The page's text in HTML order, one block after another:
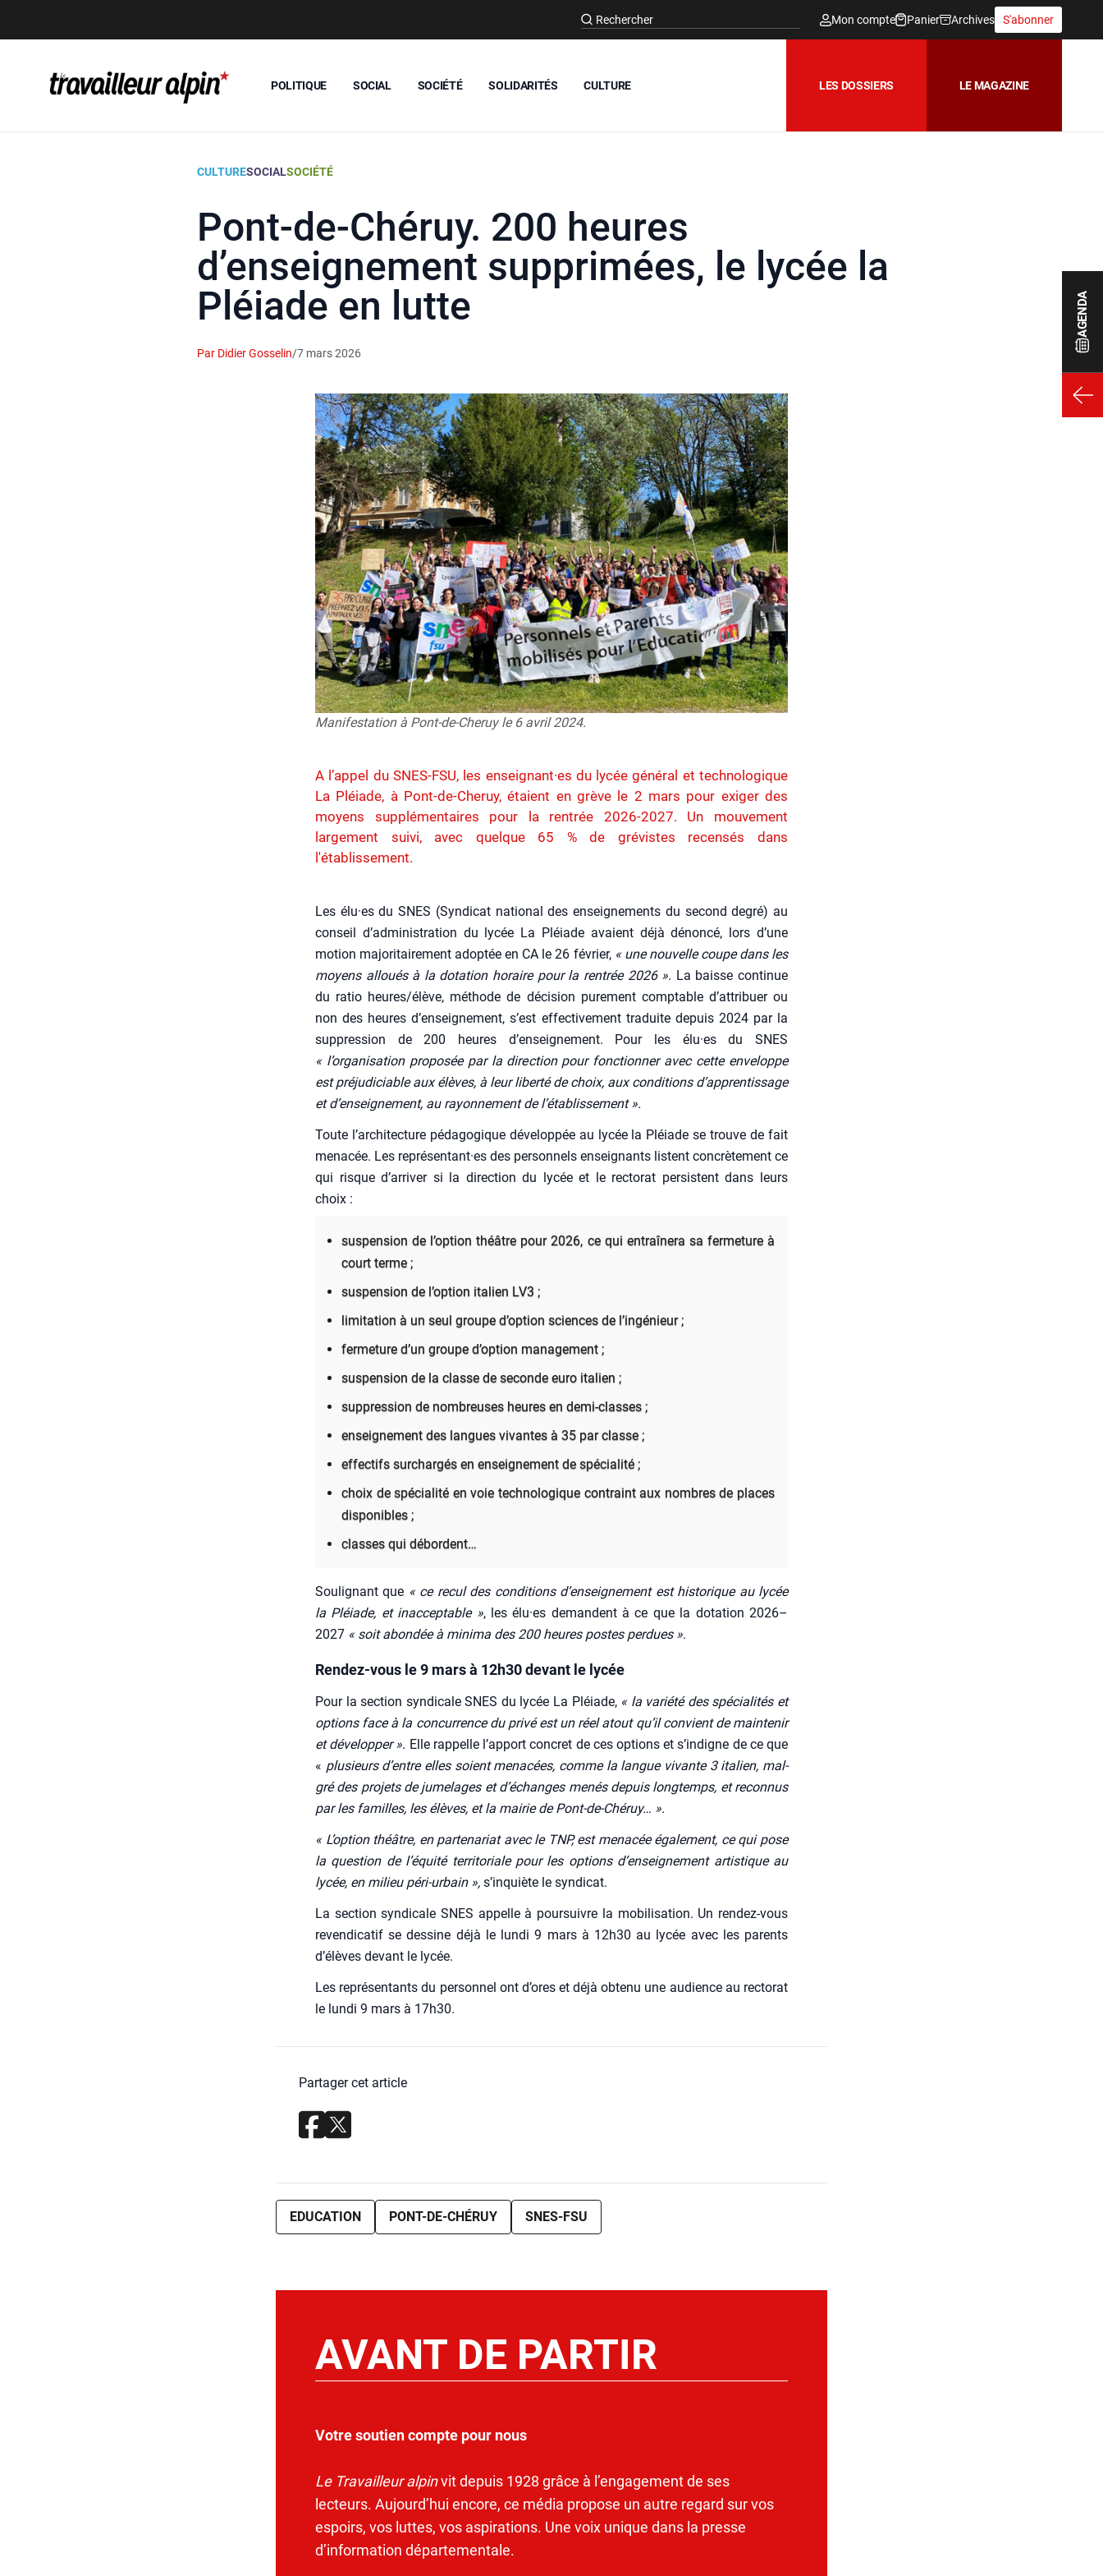
AGENDA
Mon compte Panier Archives S'abonner
POLITIQUE SOCIAL SOCIÉTÉ SOLIDARITÉS CULTURE LES DOSSIERS LE MAGAZINE
CULTURESOCIALSOCIÉTÉ
Pont-de-Chéruy. 200 heures
d’enseignement supprimées, le lycée la
Pléiade en lutte
Par Didier Gosselin/7 mars 2026
Manifestation à Pont-de-Cheruy le 6 avril 2024.
A l’appel du SNES-FSU, les enseignant·es du lycée général et technologique
La Pléiade, à Pont-de-Cheruy, étaient en grève le 2 mars pour exiger des
moyens supplémentaires pour la rentrée 2026-2027. Un mouvement
largement suivi, avec quelque 65 % de grévistes recensés dans
l'établissement.
Les élu·es du SNES (Syn­di­cat natio­nal des ensei­gne­ments du second degré) au
conseil d’administration du lycée La Pléiade avaient déjà dénon­cé, lors d’une
motion majo­ri­tai­re­ment adop­tée en CA le 26 février, « une nou­velle coupe dans les
moyens alloués à la dota­tion horaire pour la ren­trée 2026 ». La baisse conti­nue
du ratio heures/élève, méthode de déci­sion pure­ment comp­table d’attribuer ou
non des heures d’enseignement, s’est effec­ti­ve­ment tra­duite depuis 2024 par la
sup­pres­sion de 200 heures d’enseignement. Pour les élu·es du SNES
« l’organisation pro­po­sée par la direc­tion pour fonc­tion­ner avec cette enve­loppe
est pré­ju­di­ciable aux élèves, à leur liber­té de choix, aux condi­tions d’apprentissage
et d’enseignement, au rayon­ne­ment de l’établissement ».
Toute l’architecture péda­go­gique déve­lop­pée au lycée la Pléiade se trouve de fait
mena­cée. Les représentant·es des per­son­nels ensei­gnants listent concrè­te­ment ce
qui risque d’arriver si la direc­tion du lycée et le rec­to­rat per­sistent dans leurs
choix :
sus­pen­sion de l’option théâtre pour 2026, ce qui entraî­ne­ra sa fer­me­ture à
court terme ;
sus­pen­sion de l’option ita­lien LV3 ;
limi­ta­tion à un seul groupe d’option sciences de l’ingénieur ;
fer­me­ture d’un groupe d’option mana­ge­ment ;
sus­pen­sion de la classe de seconde euro ita­lien ;
sup­pres­sion de nom­breuses heures en demi-classes ;
ensei­gne­ment des langues vivantes à 35 par classe ;
effec­tifs sur­char­gés en ensei­gne­ment de spé­cia­li­té ;
choix de spé­cia­li­té en voie tech­no­lo­gique contraint aux nombres de places
dis­po­nibles ;
classes qui débordent…
Sou­li­gnant que « ce recul des condi­tions d’enseignement est his­to­rique au lycée
la Pléiade, et inac­cep­table », les élu·es demandent à ce que la dota­tion 2026–
2027 « soit abon­dée à mini­ma des 200 heures postes per­dues ».
Rendez-vous le 9 mars à 12h30 devant le lycée
Pour la sec­tion syn­di­cale SNES du lycée La Pléiade, « la varié­té des spé­cia­li­tés et
options face à la concur­rence du pri­vé est un réel atout qu’il convient de main­te­nir
et déve­lop­per ». Elle rap­pelle l’apport concret de ces options et s’indigne de ce que
« plu­sieurs d’entre elles soient mena­cées, comme la langue vivante 3 ita­lien, mal­
gré des pro­jets de jume­lages et d’é­changes menés depuis long­temps, et recon­nus
par les familles, les élèves, et la mai­rie de Pont-de-Ché­ruy… ».
« L’op­tion théâtre, en par­te­na­riat avec le TNP, est mena­cée éga­le­ment, ce qui pose
la ques­tion de l’é­qui­té ter­ri­to­riale pour les options d’en­sei­gne­ment artis­tique au
lycée, en milieu péri-urbain », s’inquiète le syn­di­cat.
La sec­tion syn­di­cale SNES appelle à pour­suivre la mobi­li­sa­tion. Un ren­dez-vous
reven­di­ca­tif se des­sine déjà le lun­di 9 mars à 12h30 au lycée avec les parents
d’élèves devant le lycée.
Les repré­sen­tants du per­son­nel ont d’ores et déjà obte­nu une audience au rec­to­rat
le lun­di 9 mars à 17h30.
Partager cet article
EDUCATION PONT-DE-CHÉRUY SNES-FSU
AVANT DE PARTIR
Votre soutien compte pour nous
Le Travailleur alpinvit depuis 1928 grâce à l’engagement de ses
lecteurs. Aujourd’hui encore, ce média propose un autre regard sur vos
espoirs, vos luttes, vos aspirations. Une voix unique dans la presse
d’information départementale.